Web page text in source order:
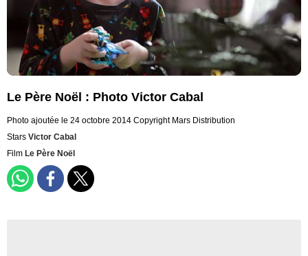
Le Père Noël : Photo Victor Cabal
Photo ajoutée le 24 octobre 2014 Copyright Mars Distribution
Stars Victor Cabal
Film Le Père Noël